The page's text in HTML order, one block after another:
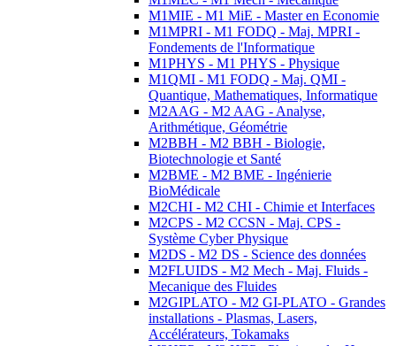
M1MIE - M1 MiE - Master en Economie
M1MPRI - M1 FODQ - Maj. MPRI -
Fondements de l'Informatique
M1PHYS - M1 PHYS - Physique
M1QMI - M1 FODQ - Maj. QMI -
Quantique, Mathematiques, Informatique
M2AAG - M2 AAG - Analyse,
Arithmétique, Géométrie
M2BBH - M2 BBH - Biologie,
Biotechnologie et Santé
M2BME - M2 BME - Ingénierie
BioMédicale
M2CHI - M2 CHI - Chimie et Interfaces
M2CPS - M2 CCSN - Maj. CPS -
Système Cyber Physique
M2DS - M2 DS - Science des données
M2FLUIDS - M2 Mech - Maj. Fluids -
Mecanique des Fluides
M2GIPLATO - M2 GI-PLATO - Grandes
installations - Plasmas, Lasers,
Accélérateurs, Tokamaks